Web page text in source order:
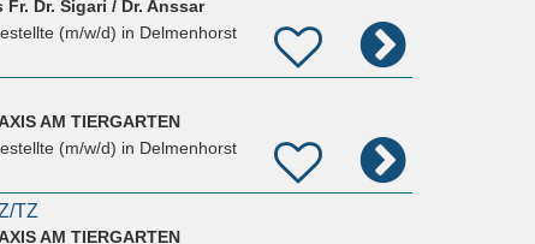
Dr. Sigari / Dr. Anssar
(m/w/d) in Delmenhorst
AM TIERGARTEN
(m/w/d) in Delmenhorst
TZ
AM TIERGARTEN